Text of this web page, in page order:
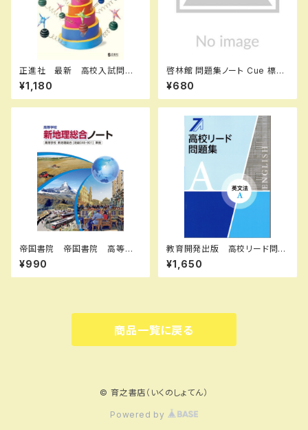
正進社 最新 高校入試問題
集 数学 2027年春受験用
新品完全セット ISBN： ISBN
-10： SKU：004000589
¥1,180
啓林館 問題集ノート Cue 標
準〜応用編 数学Ⅰ 2次関数
新品 問題集本体のみ 別冊
解答なし ISBN：978440222
51 SKU：000096904
¥680
帝国書院 帝国書院 高等学
校 新地理総合ノート 2026
（令和8年度版）新品 問題集本
体と別冊解答あり 新品 問題
0：B0GW6FX5CM SKU：00
¥990
教育開発出版 高校リード問題
集 英文法 A ，英文法 B 202
6年度版 各科目（選択くださ
い） 新品完全セット ISBN
¥1,650
商品一覧に戻る
© 育之書店（いくのしょてん）
Powered by